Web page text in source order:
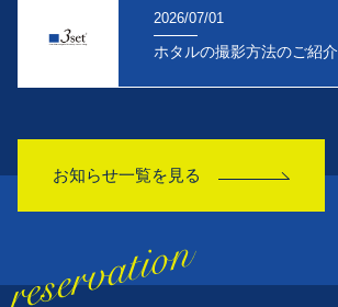
2026/07/01
ホタルの撮影方法のご紹介
お知らせ一覧を見る